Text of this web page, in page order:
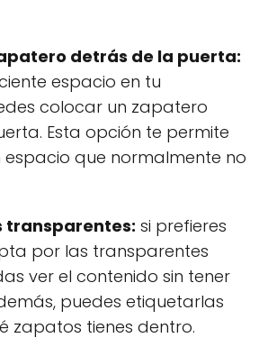
detrás de la puerta:
espacio en tu
colocar un zapatero
Esta opción te permite
que normalmente no
transparentes: si prefieres
por las transparentes
ver el contenido sin tener
puedes etiquetarlas
zapatos tienes dentro.